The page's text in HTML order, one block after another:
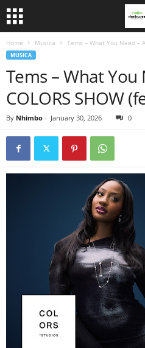
Home Musica Tems – What You Need – A
MUSICA
Tems – What You
COLORS SHOW
By Nhimbo - January 30, 2026 0